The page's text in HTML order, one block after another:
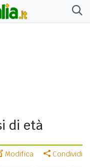
di età
Modifica Condividi